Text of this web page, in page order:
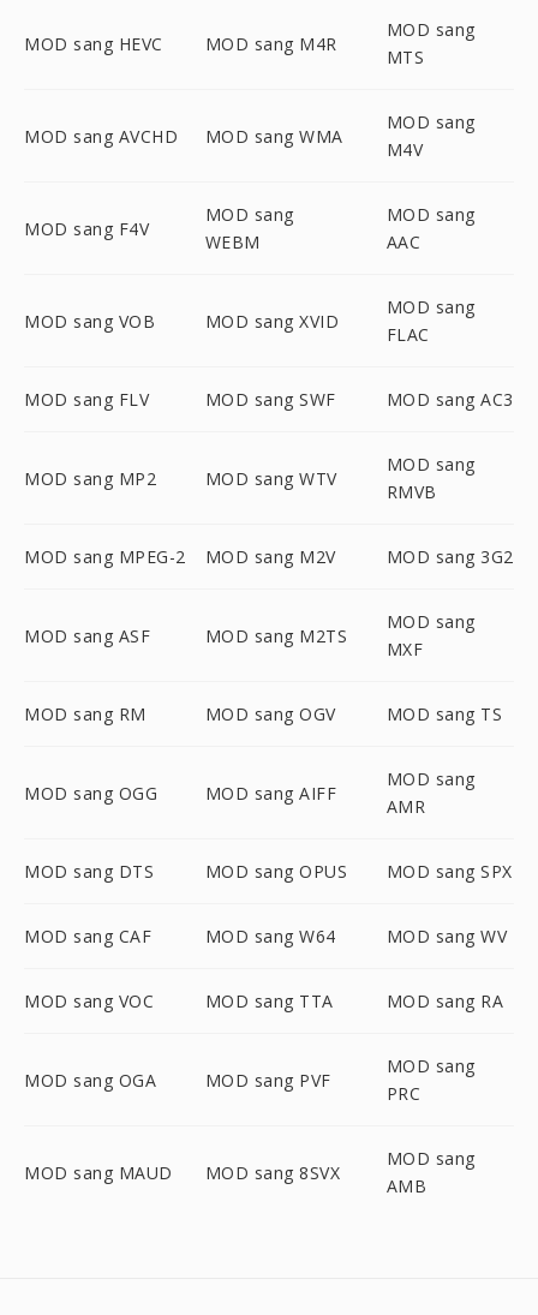
MOD sang HEVC MOD sang M4R
MOD sang
MTS
MOD sang AVCHD MOD sang WMA
MOD sang
M4V
MOD sang F4V
MOD sang
WEBM
MOD sang
AAC
MOD sang VOB MOD sang XVID
MOD sang
FLAC
MOD sang FLV MOD sang SWF MOD sang AC3
MOD sang MP2 MOD sang WTV
MOD sang
RMVB
MOD sang MPEG-2 MOD sang M2V MOD sang 3G2
MOD sang ASF MOD sang M2TS
MOD sang
MXF
MOD sang RM MOD sang OGV MOD sang TS
MOD sang OGG MOD sang AIFF
MOD sang
AMR
MOD sang DTS MOD sang OPUS MOD sang SPX
MOD sang CAF MOD sang W64 MOD sang WV
MOD sang VOC MOD sang TTA MOD sang RA
MOD sang OGA MOD sang PVF
MOD sang
PRC
MOD sang MAUD MOD sang 8SVX
MOD sang
AMB